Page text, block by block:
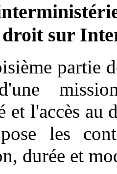
droit sur
partie
et l'accès
les
durée et